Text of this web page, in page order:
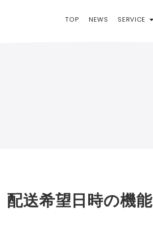
TOP NEWS SERVICE
送希望日時の機能